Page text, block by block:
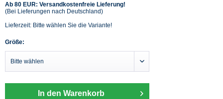
Ab 80 EUR: Versandkostenfreie Lieferung!
(Bei Lieferungen nach Deutschland)
Lieferzeit: Bitte wählen Sie die Variante!
Größe:
In den Warenkorb